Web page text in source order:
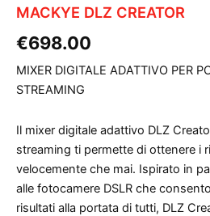
MACKYE DLZ CREATOR
€698.00
MIXER DIGITALE ADATTIVO PER
STREAMING
Il mixer digitale adattivo DLZ
streaming ti permette di ottenere i
velocemente che mai. Ispirato in
alle fotocamere DSLR che
risultati alla portata di tutti, DLZ